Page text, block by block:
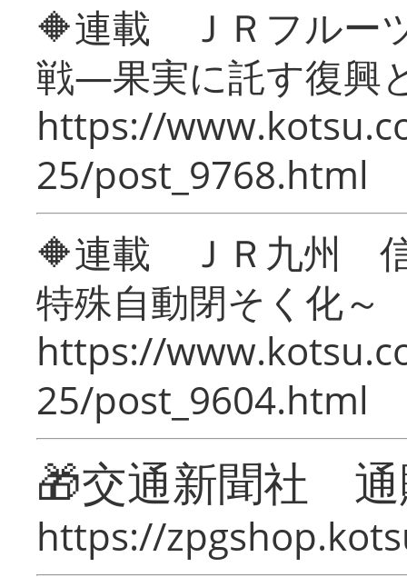
🔶連載 ＪＲフルー
戦―果実に託す復興
https://
25/post_9768.html
🔶連載 ＪＲ九州 信
特殊自動閉そく化～
https://
25/post_9604.html
🎁交通新聞社
https://